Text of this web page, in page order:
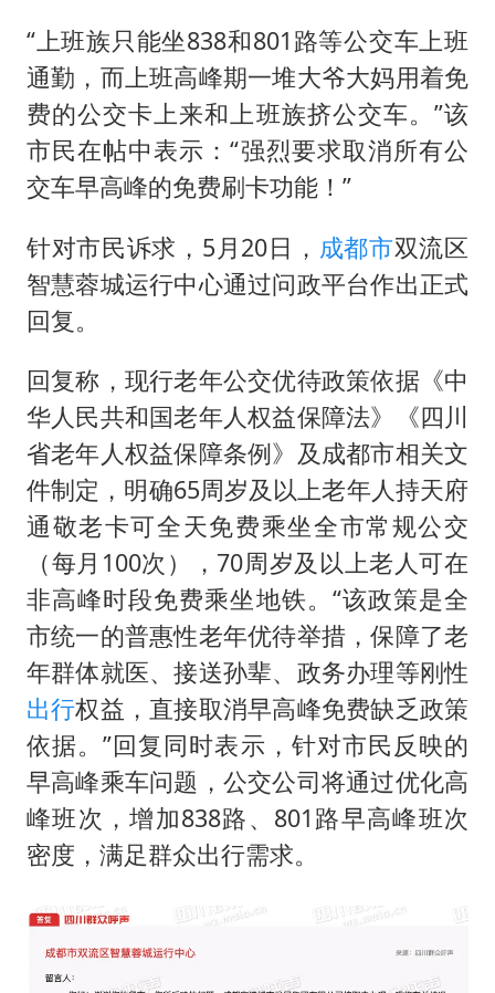
“上班族只能坐838和801路等公交车上班
通勤，而上班高峰期一堆大爷大妈用着免
费的公交卡上来和上班族挤公交车。”该
市民在帖中表示：“强烈要求取消所有公
交车早高峰的免费刷卡功能！”
针对市民诉求，5月20日， 成都市双流区
智慧蓉城运行中心通过问政平台作出正式
回复。
回复称，现行老年公交优待政策依据《中
华人民共和国老年人权益保障法》《四川
省老年人权益保障条例》及成都市相关文
件制定，明确65周岁及以上老年人持天府
通敬老卡可全天免费乘坐全市常规公交
（每月100次），70周岁及以上老人可在
非高峰时段免费乘坐地铁。“该政策是全
市统一的普惠性老年优待举措，保障了老
年群体就医、接送孙辈、政务办理等刚性
出行权益，直接取消早高峰免费缺乏政策
依据。”回复同时表示，针对市民反映的
早高峰乘车问题，公交公司将通过优化高
峰班次，增加838路、801路早高峰班次
密度，满足群众出行需求。